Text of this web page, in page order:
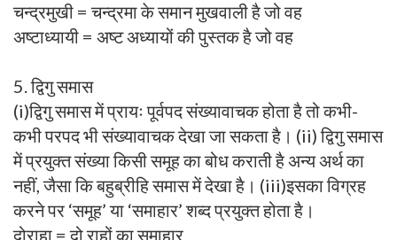
चन्द्रमुखी = चन्द्रमा के समान मुखवाली है जो वह
अष्टाध्यायी = अष्ट अध्यायों की पुस्तक है जो वह
5. द्विगु समास
(i)द्विगु समास में प्रायः पूर्वपद संख्यावाचक होता है तो कभी-
कभी परपद भी संख्यावाचक देखा जा सकता है। (ii) द्विगु समास
में प्रयुक्त संख्या किसी समूह का बोध कराती है अन्य अर्थ का
नहीं, जैसा कि बहुब्रीहि समास में देखा है। (iii)इसका विग्रह
करने पर ‘समूह’ या ‘समाहार’ शब्द प्रयुक्त होता है।
दोराहा = दो राहों का समाहार